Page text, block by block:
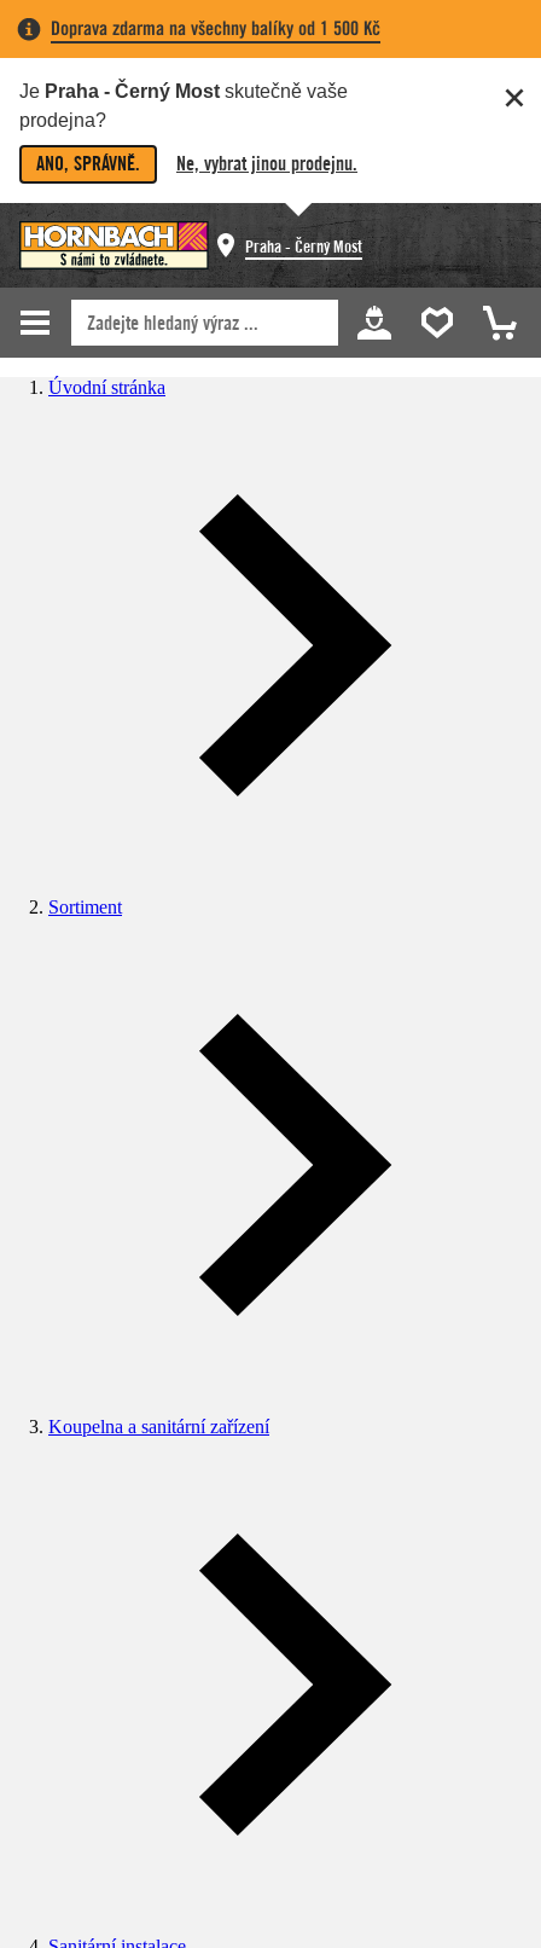
Doprava zdarma na všechny balíky od 1 500 Kč
Je Praha - Černý Most skutečně vaše
prodejna?
ANO, SPRÁVNĚ. Ne, vybrat jinou prodejnu.
Praha - Černý Most
Úvodní stránka
Sortiment
Koupelna a sanitární zařízení